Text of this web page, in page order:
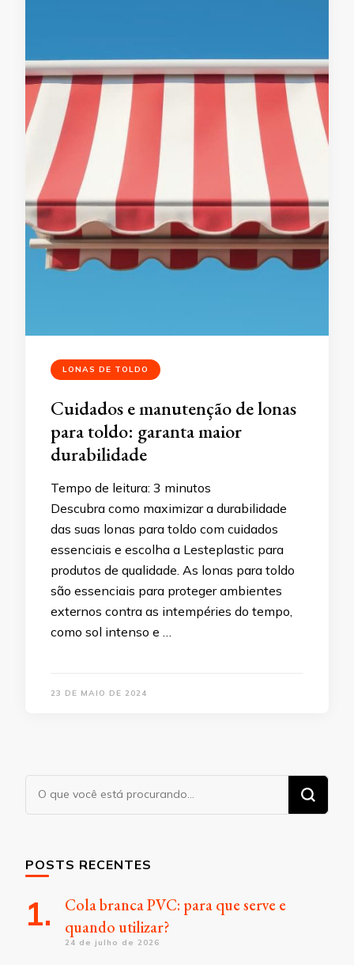
LONAS DE TOLDO
Cuidados e manutenção de lonas
para toldo: garanta maior
durabilidade
Tempo de leitura: 3 minutos
Descubra como maximizar a durabilidade
das suas lonas para toldo com cuidados
essenciais e escolha a Lesteplastic para
produtos de qualidade. As lonas para toldo
são essenciais para proteger ambientes
externos contra as intempéries do tempo,
como sol intenso e …
23 DE MAIO DE 2024
Procurando
algo?
POSTS RECENTES
Cola branca PVC: para que serve e
quando utilizar?
24 de julho de 2026